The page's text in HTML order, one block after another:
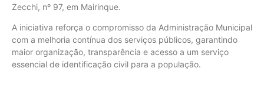
Zecchi, nº 97, em Mairinque.
A iniciativa reforça o compromisso da Administração Municipal
com a melhoria contínua dos serviços públicos, garantindo
maior organização, transparência e acesso a um serviço
essencial de identificação civil para a população.